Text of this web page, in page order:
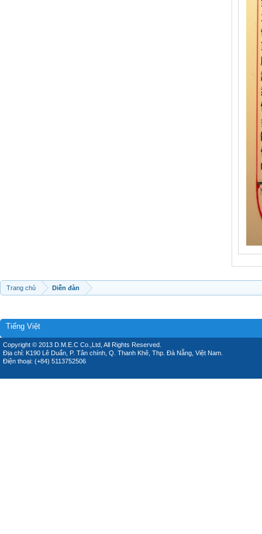
Trang chủ Diễn đàn
Tiếng Việt
Copyright © 2013 D.M.E.C Co.,Ltd, All Rights Reserved.
Địa chỉ: K190 Lê Duẩn, P. Tân chính, Q. Thanh Khê, Thp. Đà Nẵng, Việt Nam.
Điện thoại: (+84) 5113752506